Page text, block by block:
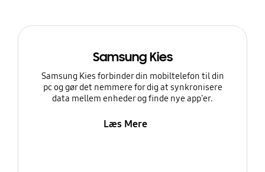
Samsung Kies
Samsung Kies forbinder din mobiltelefon til din
pc og gør det nemmere for dig at synkronisere
data mellem enheder og finde nye app'er.
Læs Mere